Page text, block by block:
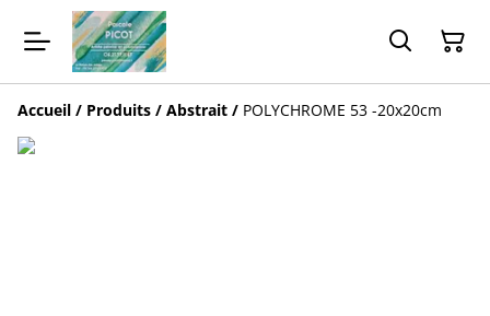
Accueil / Produits / Abstrait / POLYCHROME 53 -20x20cm